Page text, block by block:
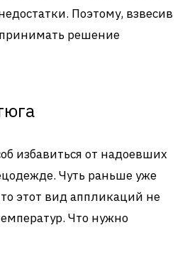
Поэтому, взвесив
принимать решение
избавиться от надоевших
Чуть раньше уже
этот вид аппликаций не
Что нужно